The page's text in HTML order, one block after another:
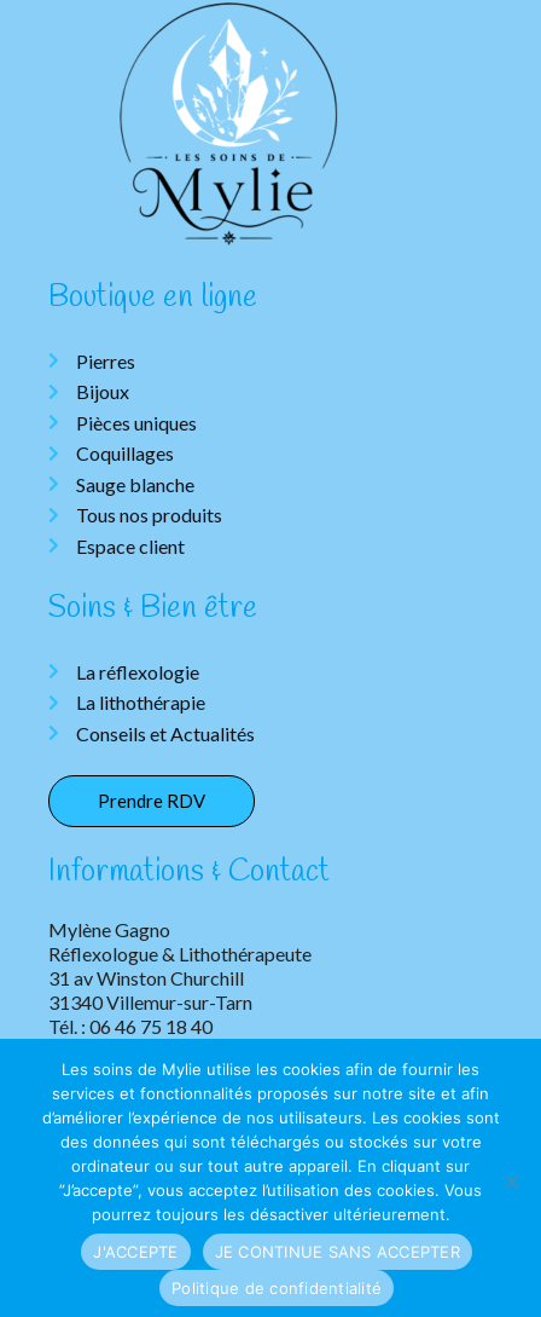
Boutique en ligne
Pierres
Bijoux
Pièces uniques
Coquillages
Sauge blanche
Tous nos produits
Espace client
Soins & Bien être
La réflexologie
La lithothérapie
Conseils et Actualités
Prendre RDV
Informations & Contact
Mylène Gagno
Réflexologue & Lithothérapeute
31 av Winston Churchill
31340 Villemur-sur-Tarn
Tél. : 06 46 75 18 40
Copyright © 2026 Les soins de Mylie | Tous droits réservés.
Mentions légales|Confidentialité
Les soins de Mylie utilise les cookies afin de fournir les
services et fonctionnalités proposés sur notre site et afin
d’améliorer l’expérience de nos utilisateurs. Les cookies sont
des données qui sont téléchargés ou stockés sur votre
ordinateur ou sur tout autre appareil. En cliquant sur
”J’accepte”, vous acceptez l’utilisation des cookies. Vous
pourrez toujours les désactiver ultérieurement.
J'ACCEPTE
JE CONTINUE SANS ACCEPTER
Politique de confidentialité